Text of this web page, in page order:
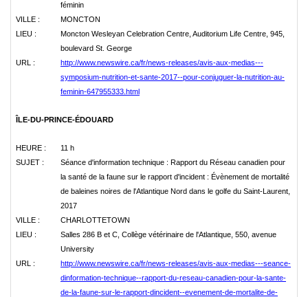
féminin
VILLE :
MONCTON
LIEU :
Moncton Wesleyan Celebration Centre, Auditorium Life Centre, 945,
boulevard St. George
URL :
http://www.newswire.ca/fr/news-releases/avis-aux-medias---
symposium-nutrition-et-sante-2017--pour-conjuguer-la-nutrition-au-
feminin-647955333.html
ÎLE-DU-PRINCE-ÉDOUARD
HEURE :
11 h
SUJET :
Séance d'information technique : Rapport du Réseau canadien pour
la santé de la faune sur le rapport d'incident : Évènement de mortalité
de baleines noires de l'Atlantique Nord dans le golfe du Saint-Laurent,
2017
VILLE :
CHARLOTTETOWN
LIEU :
Salles 286 B et C, Collège vétérinaire de l'Atlantique, 550, avenue
University
URL :
http://www.newswire.ca/fr/news-releases/avis-aux-medias---seance-
dinformation-technique--rapport-du-reseau-canadien-pour-la-sante-
de-la-faune-sur-le-rapport-dincident--evenement-de-mortalite-de-